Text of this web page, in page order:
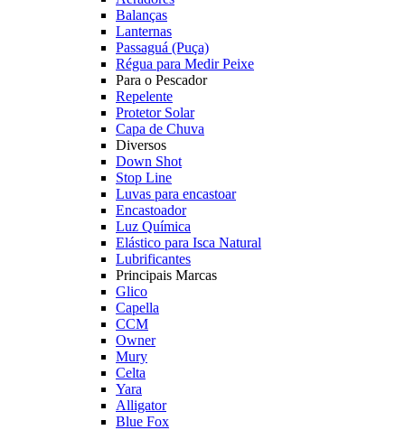
Balanças
Lanternas
Passaguá (Puça)
Régua para Medir Peixe
Para o Pescador
Repelente
Protetor Solar
Capa de Chuva
Diversos
Down Shot
Stop Line
Luvas para encastoar
Encastoador
Luz Química
Elástico para Isca Natural
Lubrificantes
Principais Marcas
Glico
Capella
CCM
Owner
Mury
Celta
Yara
Alligator
Blue Fox